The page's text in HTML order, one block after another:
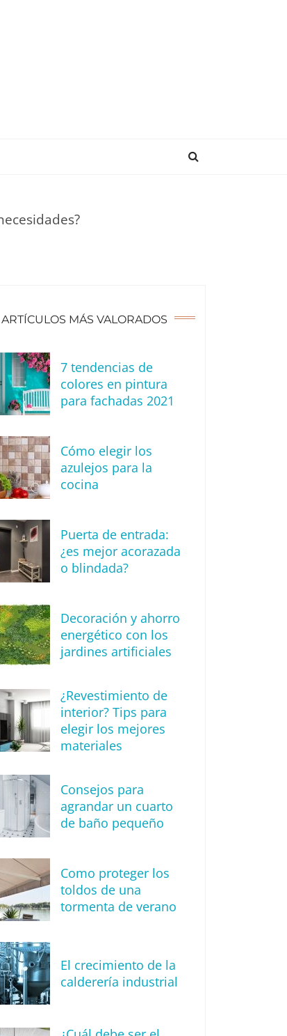
ARTÍCULOS MÁS VALORADOS
7 tendencias de
colores en pintura
para fachadas 2021
Cómo elegir los
azulejos para la
cocina
Puerta de entrada:
¿es mejor acorazada
o blindada?
Decoración y ahorro
energético con los
jardines artificiales
¿Revestimiento de
interior? Tips para
elegir los mejores
materiales
Consejos para
agrandar un cuarto
de baño pequeño
Como proteger los
toldos de una
tormenta de verano
El crecimiento de la
calderería industrial